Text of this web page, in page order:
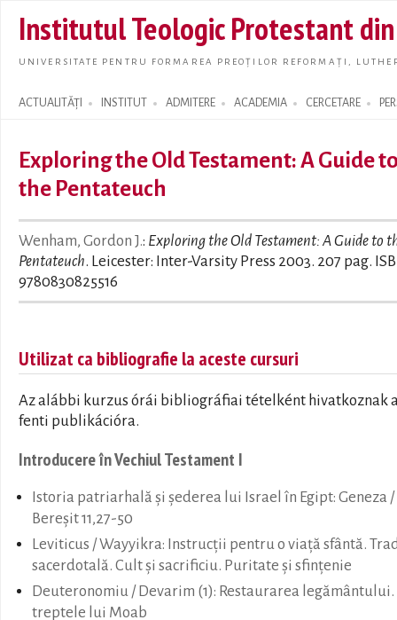
main
Institutul Teologic Protestant
UNIVERSITATE PENTRU FORMAREA PREOȚILOR REFORMAȚI,
ACTUALITĂȚI INSTITUT ADMITERE ACADEMIA CERCETARE
Search form
Exploring the Old Testament: A Guide
the Pentateuch
Wenham, Gordon J.: Exploring the Old Testament: A Guide to
Pentateuch. Leicester: Inter-Varsity Press 2003. 207 pag.
9780830825516
Utilizat ca bibliografie la aceste cursuri
Az alábbi kurzus órái bibliográfiai tételként hivatkoznak
fenti publikációra.
Introducere în Vechiul Testament I
Istoria patriarhală și șederea lui Israel în Egipt: Geneza /
Bereșit 11,27-50
Leviticus / Wayyikra: Instrucții pentru o viață sfântă.
sacerdotală. Cult și sacrificiu. Puritate și sfințenie
Deuteronomiu / Devarim (1): Restaurarea legământului.
treptele lui Moab